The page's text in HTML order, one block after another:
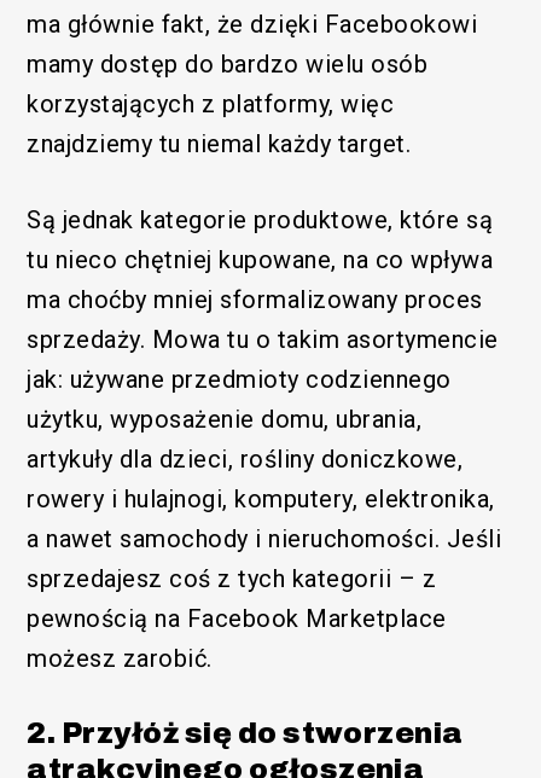
ma głównie fakt, że dzięki Facebookowi
mamy dostęp do bardzo wielu osób
korzystających z platformy, więc
znajdziemy tu niemal każdy target.
Są jednak kategorie produktowe, które są
tu nieco chętniej kupowane, na co wpływa
ma choćby mniej sformalizowany proces
sprzedaży. Mowa tu o takim asortymencie
jak: używane przedmioty codziennego
użytku, wyposażenie domu, ubrania,
artykuły dla dzieci, rośliny doniczkowe,
rowery i hulajnogi, komputery, elektronika,
a nawet samochody i nieruchomości. Jeśli
sprzedajesz coś z tych kategorii – z
pewnością na Facebook Marketplace
możesz zarobić.
2. Przyłóż się do stworzenia
atrakcyjnego ogłoszenia